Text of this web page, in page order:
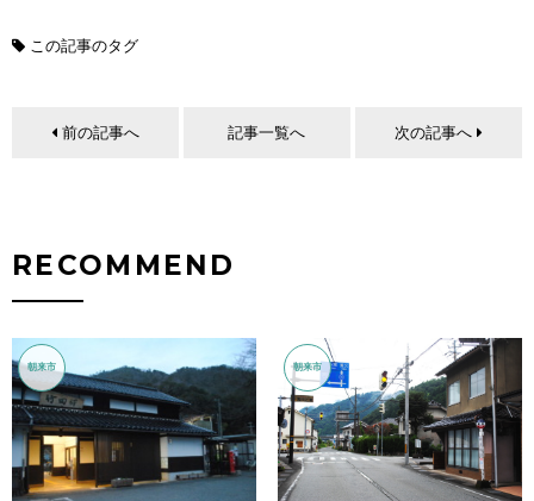
この記事のタグ
前の記事へ 記事一覧へ 次の記事へ
RECOMMEND
朝来市 朝来市